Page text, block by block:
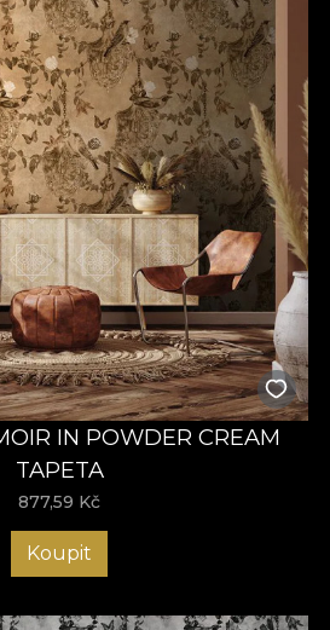
IN POWDER CREAM
TAPETA
877,59 Kč
Koupit